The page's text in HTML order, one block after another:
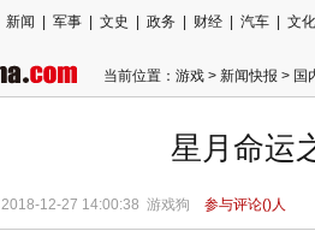
新闻 军事 文史 政务 财经 汽车 文化
当前位置： 游戏 > 新闻快报 > 国
星月命运
2018-12-27 14:00:38 游戏狗 参与评论()人